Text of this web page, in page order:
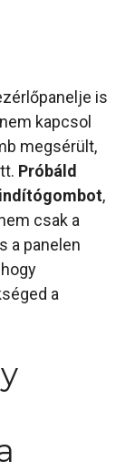
is
kapcsol
megsérült,
Próbáld
,
csak a
a panelen
a